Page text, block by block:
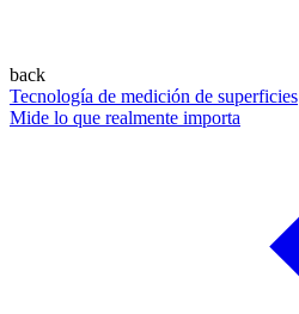
back
Tecnología de medición de superficies
Mide lo que realmente importa